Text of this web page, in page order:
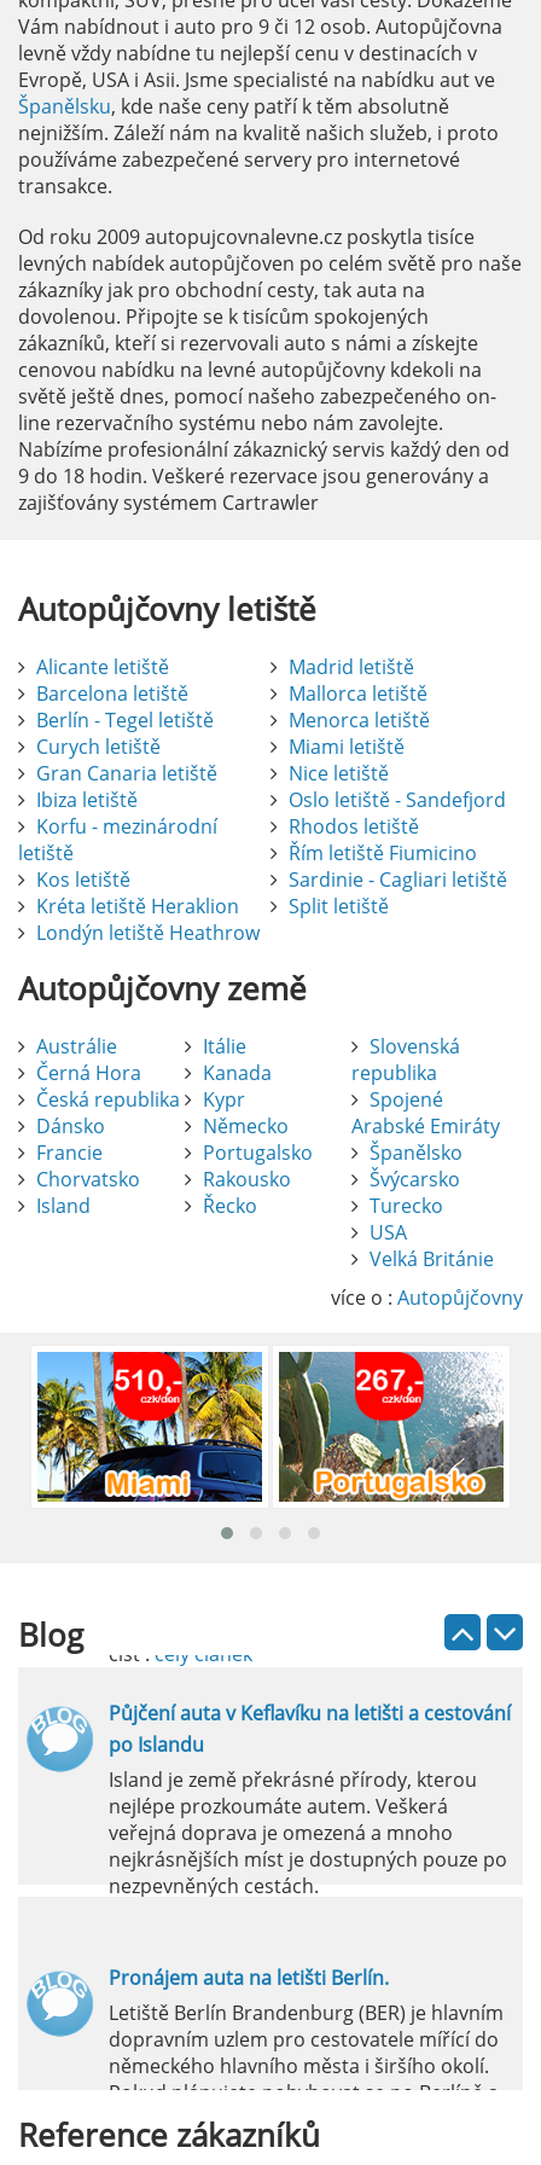
Vám nabídnout i auto pro 9 či 12 osob. Autopůjčovna
levně vždy nabídne tu nejlepší cenu v destinacích v
Evropě, USA i Asii. Jsme specialisté na nabídku aut ve
Španělsku, kde naše ceny patří k těm absolutně
nejnižším. Záleží nám na kvalitě našich služeb, i proto
používáme zabezpečené servery pro internetové
transakce.
Od roku 2009 autopujcovnalevne.cz poskytla tisíce
levných nabídek autopůjčoven po celém světě pro naše
zákazníky jak pro obchodní cesty, tak auta na
dovolenou. Připojte se k tisícům spokojených
zákazníků, kteří si rezervovali auto s námi a získejte
cenovou nabídku na levné autopůjčovny kdekoli na
světě ještě dnes, pomocí našeho zabezpečeného on-
line rezervačního systému nebo nám zavolejte.
Nabízíme profesionální zákaznický servis každý den od
9 do 18 hodin. Veškeré rezervace jsou generovány a
zajišťovány systémem Cartrawler
Autopůjčovnyletiště
Alicante letiště
Barcelona letiště
Berlín - Tegel letiště
Curych letiště
Gran Canaria letiště
Ibiza letiště
Korfu - mezinárodní
letiště
Kos letiště
Kréta letiště Heraklion
Londýn letiště Heathrow
Madrid letiště
Mallorca letiště
Menorca letiště
Miami letiště
Nice letiště
Oslo letiště - Sandefjord
Rhodos letiště
Řím letiště Fiumicino
Sardinie - Cagliari letiště
Split letiště
Autopůjčovnyzemě
Austrálie
Černá Hora
Česká republika
Dánsko
Francie
Chorvatsko
Island
Itálie
Kanada
Kypr
Německo
Portugalsko
Rakousko
Řecko
Slovenská
republika
Spojené
Arabské Emiráty
Španělsko
Švýcarsko
Turecko
USA
Velká Británie
více o : Autopůjčovny
Blog
Pronájem auta na letišti Alicante
Půjčení auta na letišti v Alicante je výborný
způsob, jak pohodlně objevovat město i jeho
brána do regionu Costa Blanca, se nachází
přibližně 9 km od centra Alicante.
číst :celý článek
Pronájem auta na letišti Lefkada: Kompletní
průvodce
Půjčení auta na letišti Lefkada je skvělý
číst : celý článek
Půjčení auta v Keflavíku na letišti a cestování
po Islandu
Island je země překrásné přírody, kterou
nejlépe prozkoumáte autem. Veškerá
veřejná doprava je omezená a mnoho
nejkrásnějších míst je dostupných pouze po
nezpevněných cestách.
Pronájem auta na letišti Berlín.
Letiště Berlín Brandenburg (BER) je hlavním
dopravním uzlem pro cestovatele mířící do
německého hlavního města i širšího okolí.
Pokud plánujete pohybovat se po Berlíně a
okolních regionech bez omezení, pronájem
auta přímo na letišti je ideální volbou.
Reference zákazníků